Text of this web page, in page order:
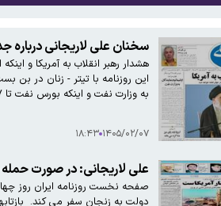
موتورسواران در تهران
شدن رشد سالانه مصرف برق در کشور/افزایش
سخنان علی لاریجانی درباره
این روزنامه با تیتر - زنان در بن
به وزارت نفت و اینکه بورس نفت تا ۷ روز دیگر نهایی می‌شود تیتر دیگر این شماره روزنامه است. ‌ اما اظهارنظرهای علی لاریجانی…
۱۴۰۵/۰۲/۰۷ ۱۸:۴۳
علی لاریجانی: در صورت
دولت به زنجان سفر می کند.